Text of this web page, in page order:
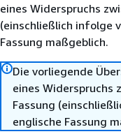
eines Widerspruchs
(einschließlich infolge
Fassung maßgeblich.
Die vorliegende
eines Widerspruchs
Fassung
englische Fassung